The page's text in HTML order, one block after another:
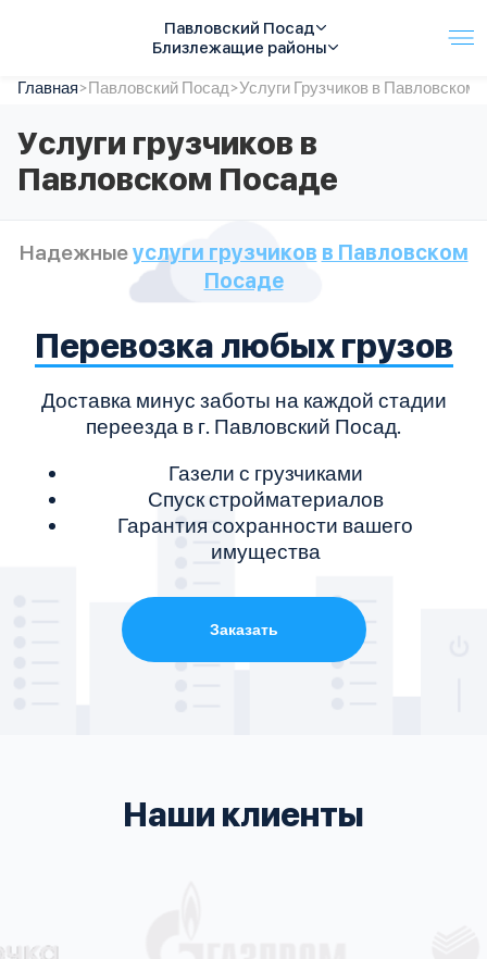
Павловский Посад
Близлежащие районы
Услуги
Автопарк
Тарифы
Акции
Контакты
Спецтехника
FAQ
Главная>Павловский Посад>Услуги Грузчиков в Павловском
Услуги грузчиков в
Павловском Посаде
Надежныеуслуги грузчиков в Павловском
Посаде
Перевозка любых грузов
Доставка минус заботы на каждой стадии
переезда в г. Павловский Посад.
Газели с грузчиками
Спуск стройматериалов
Гарантия сохранности вашего
имущества
Заказать
Наши клиенты